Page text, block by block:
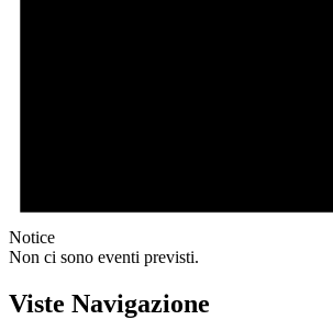
Notice
Non ci sono eventi previsti.
Viste Navigazione